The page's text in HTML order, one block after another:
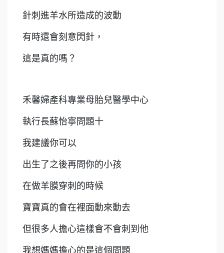
針刺進羊水所造成的波動
有時還會刻意閃針，
這是真的嗎？
禾馨婦產科專業母胎兒醫學中心
執行長蘇怡寧問題十
我建議你可以
出生了之後再問你的小孩
在做羊膜穿刺的時候
寶寶真的會在裡面動來動去
但很多人擔心這樣會不會刺到他
我想媽媽擔心的是這個問題